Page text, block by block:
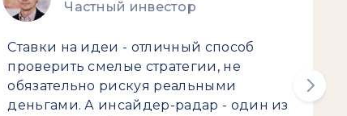
Частный инвестор
Ставки на идеи - отличный способ
проверить смелые стратегии, не
обязательно рискуя реальными
деньгами. А инсайдер-радар - один из